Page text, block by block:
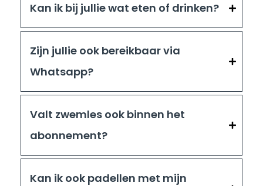
Kan ik bij jullie wat eten of drinken?
Zijn jullie ook bereikbaar via
Whatsapp?
Valt zwemles ook binnen het
abonnement?
Kan ik ook padellen met mijn